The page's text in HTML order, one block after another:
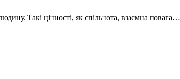
Такі цінності, як спільнота, взаємна повага…